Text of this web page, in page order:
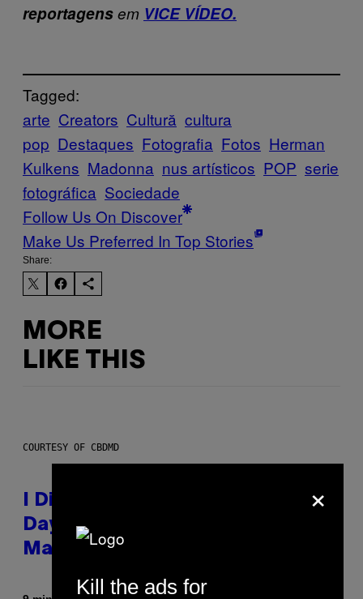
reportagensem VICE VÍDEO.
Tagged:
arte Creators Cultură cultura
pop Destaques Fotografia Fotos Herman
Kulkens Madonna nus artísticos POP serie
fotográfica Sociedade
Follow Us On Discover
Make Us Preferred In Top Stories
Share:
MORE
LIKE THIS
COURTESY OF CBDMD
I Didn’t Even Know National CBD
Day Existed Until I Saw This
Massive Sale at cbdMD
×
Kill the ads for